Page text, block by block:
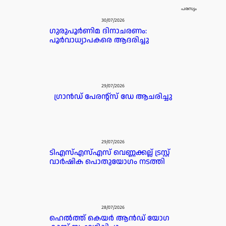
പരസ്യം
30/07/2026
ഗുരുപൂർണിമ ദിനാചരണം:
പൂർവാധ്യാപകരെ ആദരിച്ചു
29/07/2026
ഗ്രാൻഡ് പേരൻ്റ്സ് ഡേ ആചരിച്ചു
29/07/2026
ടിഎസ്എസ്എസ് വെണ്ണക്കല്ല് ട്രസ്റ്റ്
വാർഷിക പൊതുയോഗം നടത്തി
28/07/2026
ഹെൽത്ത് കെയർ ആൻഡ് യോഗ